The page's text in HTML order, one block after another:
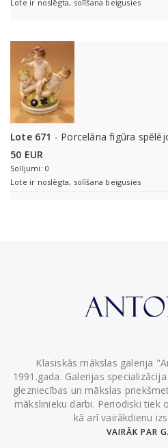
Lote ir noslēgta, solīšana beigusies
Lote 671 - Porcelāna figūra
50 EUR
Solījumi: 0
Lote ir noslēgta, solīšana beigusies
Klasiskās mākslas galerija
1991.gada. Galerijas
glezniecības un mākslas
mākslinieku darbi. Periodiski tiek
kā arī vairākdienu
VAIRĀK PAR